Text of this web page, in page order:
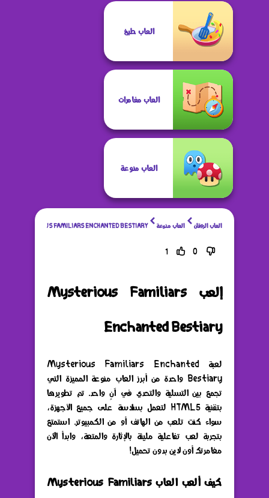
العاب طبخ
العاب مغامرات
العاب منوعة
العاب الروقان العاب منوعة MYSTERIOUS FAMILIARS ENCHANTED BESTIARY
0
1
إلعب Mysterious Familiars
Enchanted Bestiary
لعبة Mysterious Familiars Enchanted
Bestiary واحدة من أبرز العاب منوعة المميزة التي
تجمع بين التسلية والتحدي في آنٍ واحد. تم تطويرها
بتقنية HTML5 لتعمل بسلاسة على جميع الأجهزة،
سواء كنت تلعب من الهاتف أو من الكمبيوتر. استمتع
بتجربة لعب تفاعلية مليئة بالإثارة والمتعة، وابدأ الآن
مغامرتك أون لاين بدون تحميل!
كيف ألعب العاب Mysterious Familiars